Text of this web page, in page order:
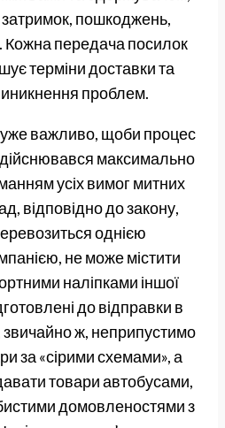
затримок, пошкоджень,
передача посилок
терміни доставки та
проблем.
важливо, щоби процес
максимально
усіх вимог митних
відповідно до закону,
однією
не може містити
наліпками іншої
до відправки в
ж, неприпустимо
за «сірими схемами», а
товари автобусами,
домовленостями з